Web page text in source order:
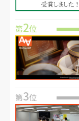
第2位
第3位